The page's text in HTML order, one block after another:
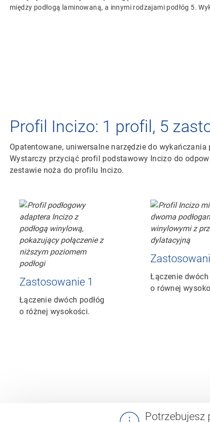
między podłogą laminowaną, a innymi rodzajami podłóg 5.
Profil Incizo: 1 profil, 5
Opatentowane, uniwersalne narzędzie do
Wystarczy przyciąć profil podstawowy Incizo do
zestawie noża do profilu Incizo.
Zastosowanie 1
Łączenie dwóch podłóg
o różnej wysokości.
Łączenie dwóch
o równej
Potrzebujesz